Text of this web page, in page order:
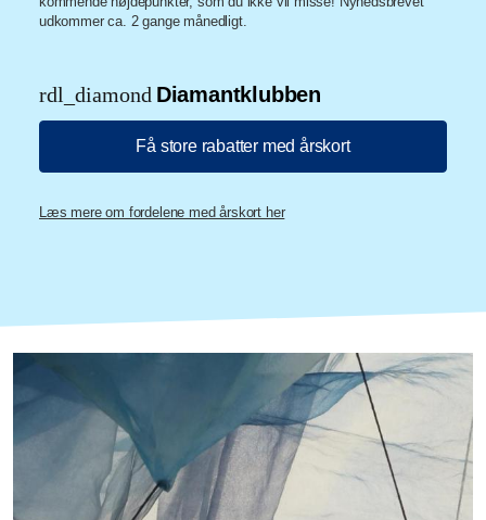
udkommer ca. 2 gange månedligt.
rdl_diamond Diamantklubben
Få store rabatter med årskort
Læs mere om fordelene med årskort her